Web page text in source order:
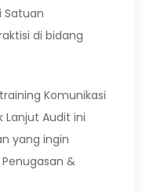
Satuan
di bidang
Komunikasi
Lanjut Audit ini
yang ingin
&